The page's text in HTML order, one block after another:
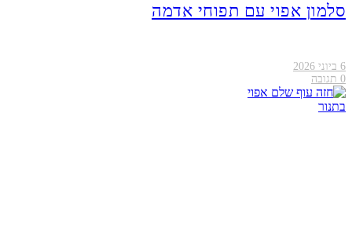
סלמון אפוי עם תפוחי אדמה
6 ביוני 2026
0 תגובה